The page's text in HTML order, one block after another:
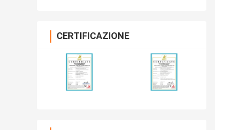
CERTIFICAZIONE